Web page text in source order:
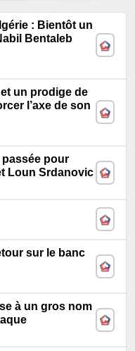
: Bientôt un
Bentaleb
un prodige de
l’axe de son
passée pour
Loun Srdanovic
sur le banc
à un gros nom